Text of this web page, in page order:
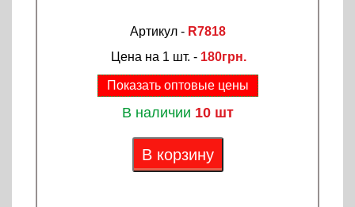
Артикул - R7818
Цена на 1 шт. - 180грн.
Показать оптовые цены
В наличии 10 шт
В корзину